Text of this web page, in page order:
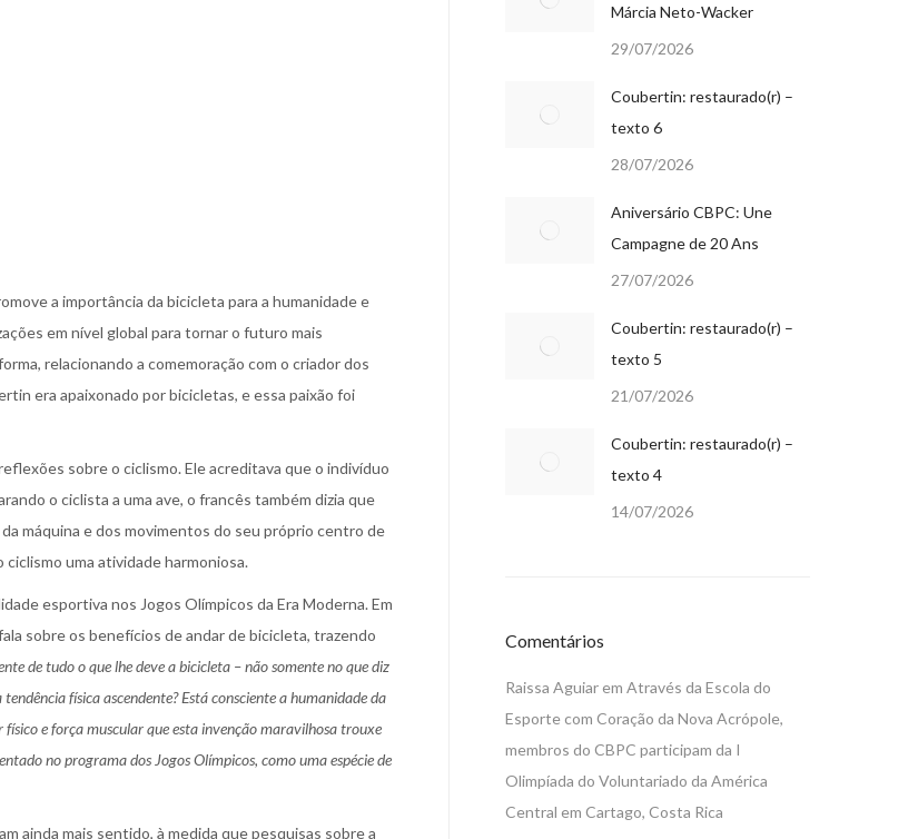
a importância da bicicleta para a humanidade e
em nível global para tornar o futuro mais
relacionando a comemoração com o criador dos
era apaixonado por bicicletas, e essa paixão foi
sobre o ciclismo. Ele acreditava que o indivíduo
o ciclista a uma ave, o francês também dizia que
máquina e dos movimentos do seu próprio centro de
uma atividade harmoniosa.
esportiva nos Jogos Olímpicos da Era Moderna. Em
sobre os benefícios de andar de bicicleta, trazendo
de tudo o que lhe deve a bicicleta – não somente no que diz
física ascendente? Está consciente a humanidade da
e força muscular que esta invenção maravilhosa trouxe
no programa dos Jogos Olímpicos, como uma espécie de
ainda mais sentido, à medida que pesquisas sobre a
Márcia Neto-Wacker
29/07/2026
Coubertin: restaurado(r) –
texto 6
28/07/2026
Aniversário CBPC: Une
Campagne de 20 Ans
27/07/2026
Coubertin: restaurado(r) –
texto 5
21/07/2026
Coubertin: restaurado(r) –
texto 4
14/07/2026
Comentários
Raissa Aguiar em Através da Escola do
Esporte com Coração da Nova Acrópole,
membros do CBPC participam da I
Olimpíada do Voluntariado da América
Central em Cartago, Costa Rica